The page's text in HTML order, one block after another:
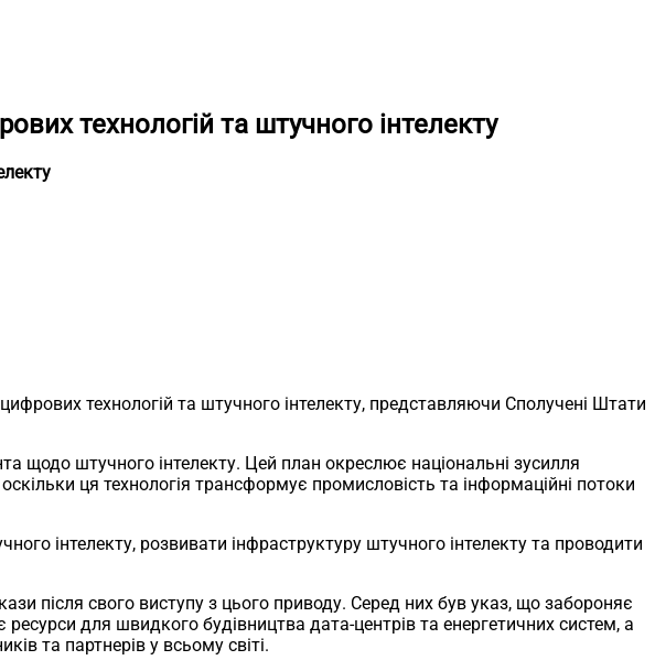
технологій та штучного інтелекту
технологій та штучного інтелекту, представляючи Сполучені Штати
щодо штучного інтелекту. Цей план окреслює національні зусилля
ця технологія трансформує промисловість та інформаційні потоки
інтелекту, розвивати інфраструктуру штучного інтелекту та проводити
після свого виступу з цього приводу. Серед них був указ, що забороняє
для швидкого будівництва дата-центрів та енергетичних систем, а
та партнерів у всьому світі.